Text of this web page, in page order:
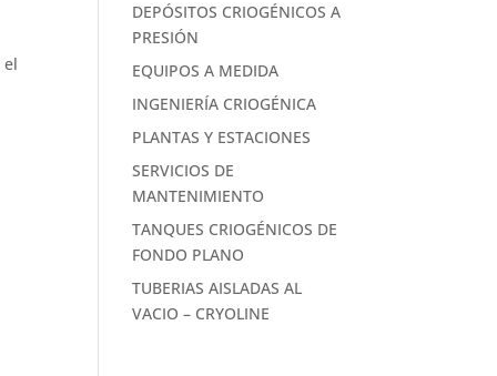
el
DEPÓSITOS CRIOGÉNICOS A
PRESIÓN
EQUIPOS A MEDIDA
INGENIERÍA CRIOGÉNICA
PLANTAS Y ESTACIONES
SERVICIOS DE
MANTENIMIENTO
TANQUES CRIOGÉNICOS DE
FONDO PLANO
TUBERIAS AISLADAS AL
VACIO – CRYOLINE